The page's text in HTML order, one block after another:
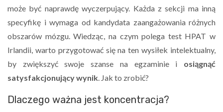
może być naprawdę wyczerpujący. Każda z sekcji ma inną
specyfikę i wymaga od kandydata zaangażowania różnych
obszarów mózgu. Wiedząc, na czym polega test HPAT w
Irlandii, warto przygotować się na ten wysiłek intelektualny,
by zwiększyć swoje szanse na egzaminie i osiągnąć
satysfakcjonujący wynik. Jak to zrobić?
Dlaczego ważna jest koncentracja?